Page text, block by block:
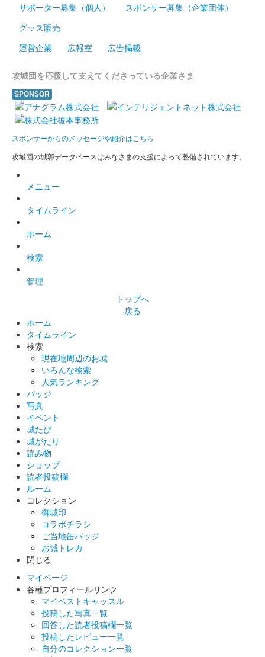
古河城 御城印
令和6年9月8日に開催された御城印合戦in福知山の古河城ブース
古河城 御城印
刀剣展示記念
2024年10月6日から現地で販売再開。
古河御所跡 御城印
裏側の絵図面には滝川馬琴著「南総里見八犬伝」の滸我御所「芳
流閣」を描いた歌川国芳「八犬傳之内芳流閣」を掲載。お城
EXPO 2022の古河城ブースでも販売。
古河城 御城印
古河城 御城印
販売終了
古河城三階櫓の絵図を背景に古河城主を務めた2人の大老、七人
の老中始め歴代城主の家紋が描かれている。お城EXPO 2021で
販売された。
古河城 御城印
販売終了
古河城バルーンが描かれている。お城EXPO 2021で販売され
古河城 御城印
販売終了
南北朝時代の古河城の別称の御城印。お城EXPO 2021で販売さ
れた。
古河城 御城印 御城プロジェクト:RE ～CASTLE
サポーター募集（個人）
スポンサー募集（企業団体）
グッズ販売
運営企業
広報室 広告掲載
攻城団を応援して支えてくださっている企業さま
SPONSOR
スポンサーからのメッセージや紹介はこちら
攻城団の城郭データベースはみなさまの支援によって整備されています。
メニュー
タイムライン
ホーム
検索
管理
トップへ
戻る
ホーム
タイムライン
検索
現在地周辺のお城
いろんな検索
人気ランキング
バッジ
写真
イベント
城たび
城がたり
読み物
ショップ
読者投稿欄
ルーム
コレクション
御城印
コラボチラシ
ご当地缶バッジ
お城トレカ
閉じる
マイページ
各種プロフィールリンク
マイベストキャッスル
投稿した写真一覧
回答した読者投稿欄一覧
投稿したレビュー一覧
自分のコレクション一覧